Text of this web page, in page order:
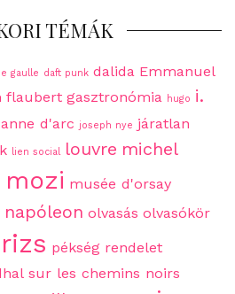
TÉMÁK
gaulle daft punk dalida Emmanuel
flaubert gasztronómia hugo i.
d'arc joseph nye járatlan
lien social louvre michel
mozi musée d'orsay
napóleon olvasás olvasókör
pékség rendelet
sur les chemins noirs